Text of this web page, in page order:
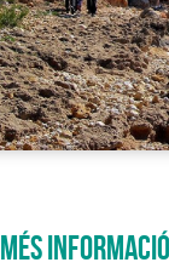
MÉS